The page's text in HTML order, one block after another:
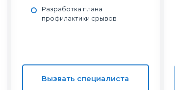
Разработка плана
профилактики срывов
Вызвать специалиста